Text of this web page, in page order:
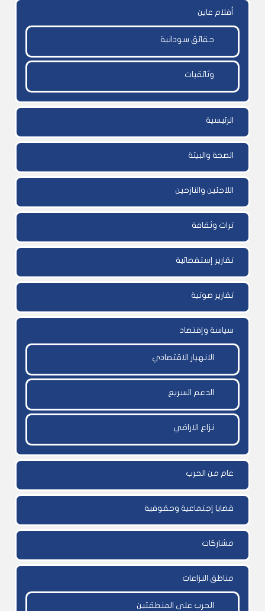
أفلام عاين
حقائق سودانية
وثائقيات
الرئيسية
الصحة والبيئة
اللاجئين والنازحين
تراث وثقافة
تقارير إستقصائية
تقارير صوتية
سياسة وإقتصاد
الانهيار الاقتصادي
الدعم السريع
نزاع الاراضي
عام من الحرب
قضايا إجتماعية وحقوقية
مشاركات
مناطق النزاعات
الحرب على المنطقتين